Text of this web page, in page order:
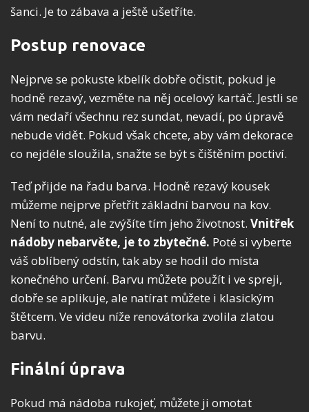
šanci. Je to zábava a ještě ušetříte.
Postup renovace
Nejprve se pokuste kbelík dobře očistit, pokud je
hodně rezavý, vezměte na něj ocelový kartáč. Jestli se
vám nedaří všechnu rez sundat, nevadí, po úpravě
nebude vidět. Pokud však chcete, aby vám dekorace
co nejdéle sloužila, snažte se být s čištěním poctiví.
Teď přijde na řadu barva. Hodně rezavý kousek
můžeme nejprve přetřít základní barvou na kov.
Není to nutné, ale zvýšíte tím jeho životnost. Vnitřek
nádoby nebarvěte, je to zbytečné. Poté si vyberte
váš oblíbený odstín, tak aby se hodil do místa
konečného určení. Barvu můžete použít i ve spreji,
dobře se aplikuje, ale natírat můžete i klasickým
štětcem. Ve videu níže renovátorka zvolila zlatou
barvu.
Finální úprava
Pokud má nádoba rukojeť, můžete ji omotat